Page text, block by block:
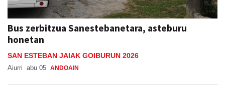
Bus zerbitzua Sanestebanetara, asteburu
honetan
SAN ESTEBAN JAIAK GOIBURUN 2026
Aiurri abu 05 ANDOAIN